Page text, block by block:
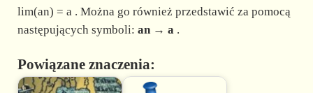
lim(an) = a . Można go również przedstawić za pomocą
następujących symboli: an → a.
Powiązane znaczenia: